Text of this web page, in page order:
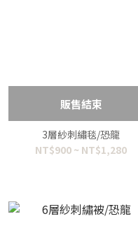
販售結束
3層紗刺繡毯/恐龍
NT$900 ~ NT$1,280